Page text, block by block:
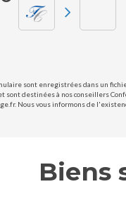
sont enregistrées dans un
sont destinées à nos conseillers
Nous vous informons de
Biens